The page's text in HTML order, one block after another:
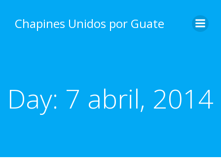
content
Chapines Unidos por Guate
Day: 7 abril, 2014